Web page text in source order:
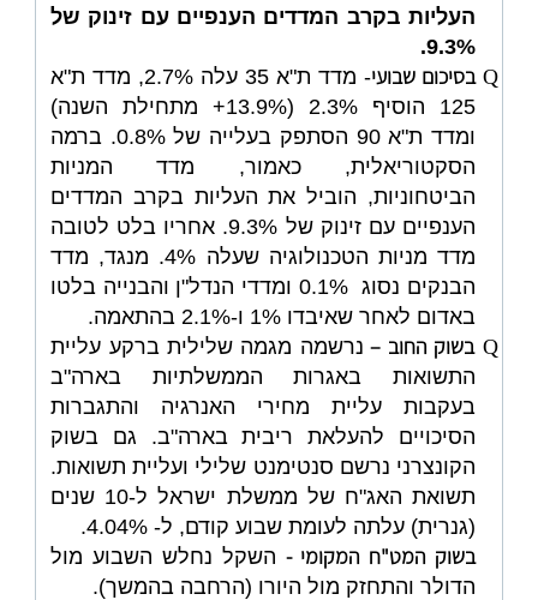
העליות בקרב המדדים הענפיים עם זינוק של
9.3%.
Q בסיכום שבועי
- מדד ת"א 35 עלה 2.7%, מדד ת"א
125 הוסיף 2.3% (13.9%+ מתחילת השנה)
ומדד ת"א 90 הסתפק בעלייה של 0.8%. ברמה
הסקטוריאלית, כאמור, מדד המניות
הביטחוניות, הוביל את העליות בקרב המדדים
הענפיים עם זינוק של 9.3%. אחריו בלט לטובה
מדד מניות הטכנולוגיה שעלה 4%. מנגד, מדד
הבנקים נסוג 0.1% ומדדי הנדל"ן והבנייה בלטו
באדום לאחר שאיבדו 1% ו-2.1% בהתאמה.
Q בשוק החוב – נרשמה מגמה שלילית ברקע עליית
התשואות באגרות הממשלתיות בארה"ב
בעקבות עליית מחירי האנרגיה והתגברות
הסיכויים להעלאת ריבית בארה"ב. גם בשוק
הקונצרני נרשם סנטימנט שלילי ועליית תשואות.
תשואת האג"ח של ממשלת ישראל ל-10 שנים
(גנרית) עלתה לעומת שבוע קודם, ל- 4.04%.
בשוק המט"ח המקומי - השקל נחלש השבוע מול
הדולר והתחזק מול היורו (הרחבה בהמשך).